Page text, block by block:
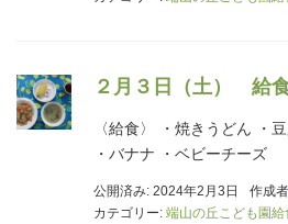
２月３日（土） 給
〈給食〉 ・焼きうどん ・
・バナナ ・ベビーチーズ
公開済み: 2024年2月3日 作成
カテゴリー: 端山の丘こども園給